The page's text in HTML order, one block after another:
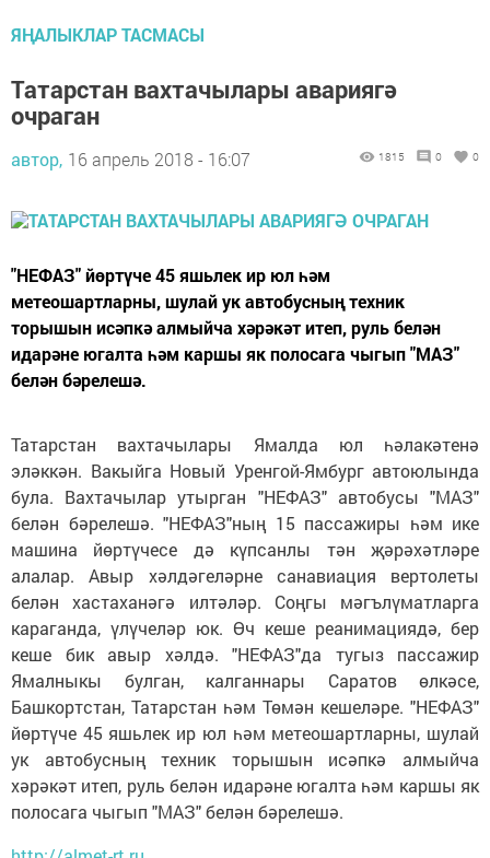
ЯҢАЛЫКЛАР ТАСМАСЫ
Татарстан вахтачылары авариягә
очраган
автор, 16 апрель 2018 - 16:07 1815 0 0
"НЕФАЗ" йөртүче 45 яшьлек ир юл һәм
метеошартларны, шулай ук автобусның техник
торышын исәпкә алмыйча хәрәкәт итеп, руль белән
идарәне югалта һәм каршы як полосага чыгып "МАЗ"
белән бәрелешә.
Татарстан вахтачылары Ямалда юл һәлакәтенә
эләккән. Вакыйга Новый Уренгой-Ямбург автоюлында
була. Вахтачылар утырган "НЕФАЗ" автобусы "МАЗ"
белән бәрелешә. "НЕФАЗ"ның 15 пассажиры һәм ике
машина йөртүчесе дә күпсанлы тән җәрәхәтләре
алалар. Авыр хәлдәгеләрне санавиация вертолеты
белән хастаханәгә илтәләр. Соңгы мәгълүматларга
караганда, үлүчеләр юк. Өч кеше реанимациядә, бер
кеше бик авыр хәлдә. "НЕФАЗ"да тугыз пассажир
Ямалныкы булган, калганнары Саратов өлкәсе,
Башкортстан, Татарстан һәм Төмән кешеләре. "НЕФАЗ"
йөртүче 45 яшьлек ир юл һәм метеошартларны, шулай
ук автобусның техник торышын исәпкә алмыйча
хәрәкәт итеп, руль белән идарәне югалта һәм каршы як
полосага чыгып "МАЗ" белән бәрелешә.